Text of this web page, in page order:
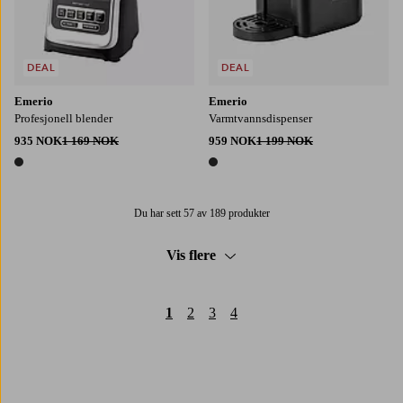
Emerio
Profesjonell blender
935 NOK1 169 NOK
1 farge
DEAL
Emerio
Varmtvannsdispenser
959 NOK1 199 NOK
1 farge
DEAL
Du har sett 57 av 189 produkter
Vis flere
1 2 3 4